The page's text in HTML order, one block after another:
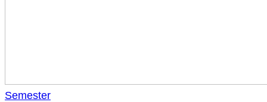
Semester